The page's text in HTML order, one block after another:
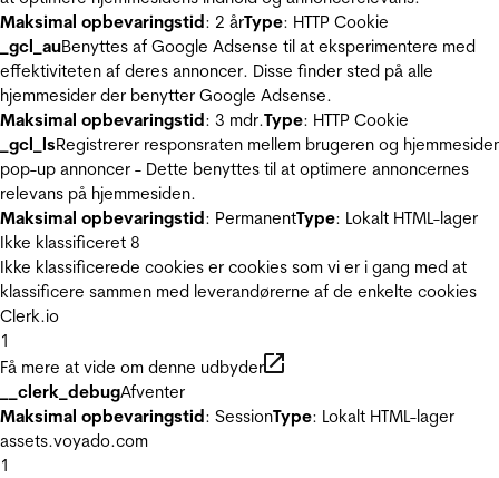
Maksimal opbevaringstid: 2 årType: HTTP Cookie
_gcl_auBenyttes af Google Adsense til at eksperimentere med
effektiviteten af deres annoncer. Disse finder sted på alle
hjemmesider der benytter Google Adsense.
Maksimal opbevaringstid: 3 mdr.Type: HTTP Cookie
_gcl_lsRegistrerer responsraten mellem brugeren og
pop-up annoncer - Dette benyttes til at optimere annoncernes
relevans på hjemmesiden.
Maksimal opbevaringstid: PermanentType: Lokalt HTML-lager
Ikke klassificeret 8
Ikke klassificerede cookies er cookies som vi er i gang med at
klassificere sammen med leverandørerne af de enkelte cookies
Clerk.io
1
Få mere at vide om denne udbyder
__clerk_debugAfventer
Maksimal opbevaringstid: SessionType: Lokalt HTML-lager
assets.voyado.com
1